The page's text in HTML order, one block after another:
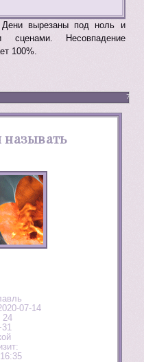
вырезаны под ноль и
сценами. Несовпадение
100%.
7
называть
07-14
24